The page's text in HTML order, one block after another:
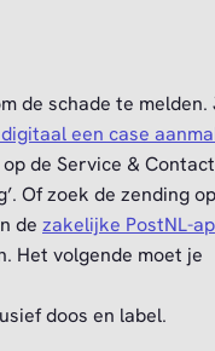
de schade te melden.
een case
de Service &
Of zoek de zending
de zakelijke PostNL-
Het volgende moet je
doos en label.